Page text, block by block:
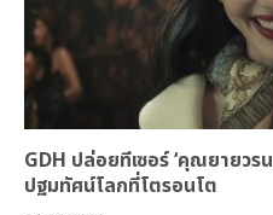
GDH ปล่อยทีเซอร์ ‘คุณยายวร
ปฐมทัศน์โลกที่โตรอนโต